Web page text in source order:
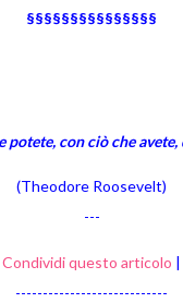
§§§§§§§§§§§§§§§
potete, con ciò che avete,
(Theodore Roosevelt)
---
Condividi questo articolo |
----------------------------